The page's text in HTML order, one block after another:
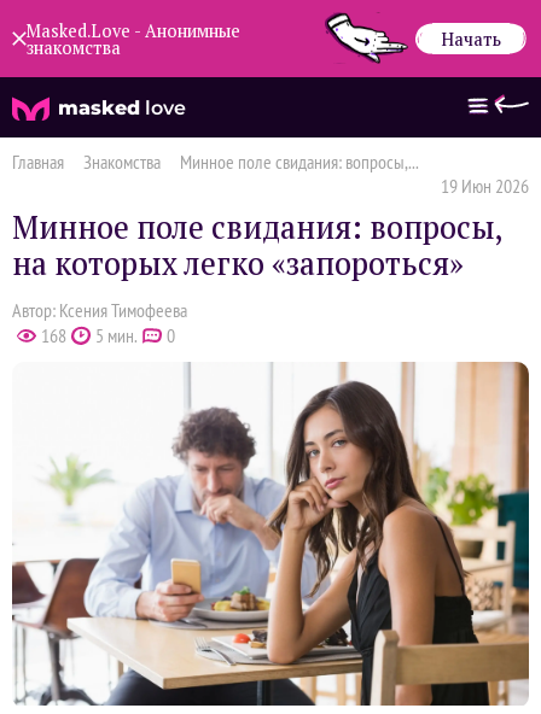
Masked.Love - Анонимные
знакомства Начать
masked love
Главная Знакомства
Минное поле свидания: вопросы,...
19 Июн 2026
Минное поле свидания: вопросы,
на которых легко «запороться»
Автор: Ксения Тимофеева
168
5 мин. 0